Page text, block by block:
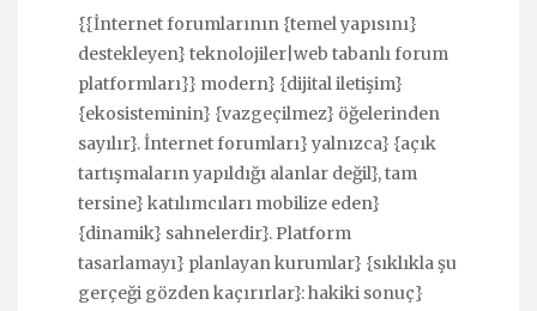
{{İnternet forumlarının {temel yapısını}
destekleyen} teknolojiler|web tabanlı forum
platformları}} modern} {dijital iletişim}
{ekosisteminin} {vazgeçilmez} öğelerinden
sayılır}. İnternet forumları} yalnızca} {açık
tartışmaların yapıldığı alanlar değil}, tam
tersine} katılımcıları mobilize eden}
{dinamik} sahnelerdir}. Platform
tasarlamayı} planlayan kurumlar} {sıklıkla şu
gerçeği gözden kaçırırlar}: hakiki sonuç}